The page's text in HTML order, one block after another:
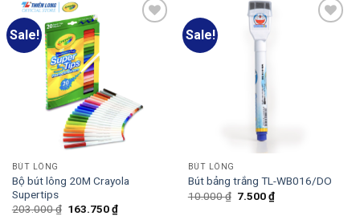
Sale!
BÚT LÔNG
Bộ bút lông 20M Crayola
Supertips
203.000₫ 163.750₫
Sale!
BÚT LÔNG
Bút bảng trắng TL-WB016/DO
10.000₫ 7.500₫